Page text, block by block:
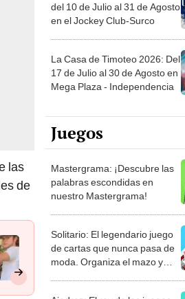
las
de
del 10 de Julio al 31 de Agosto
en el Jockey Club-Surco
La Casa de Timoteo 2026: Del
17 de Julio al 30 de Agosto en
Mega Plaza - Independencia
Juegos
Mastergrama: ¡Descubre las
palabras escondidas en
nuestro Mastergrama!
Solitario: El legendario juego
de cartas que nunca pasa de
moda. Organiza el mazo y